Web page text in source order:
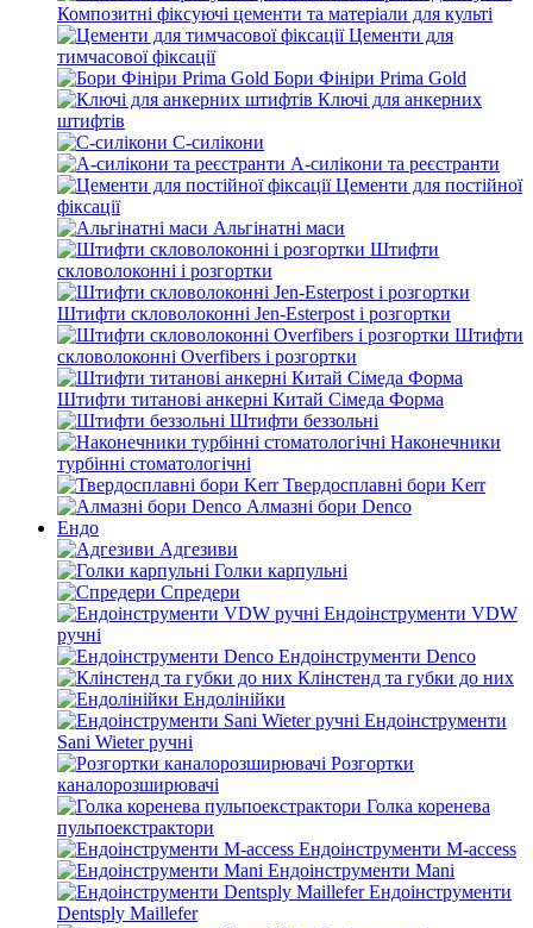
Композитні фіксуючі цементи та матеріали для культі
Цементи для
тимчасової фіксації
Бори Фініри Prima Gold
Ключі для анкерних
штифтів
С-силікони
А-силікони та реєстранти
Цементи для постійної
фіксації
Альгінатні маси
Штифти
скловолоконні і розгортки
Штифти скловолоконні Jen-Esterpost і розгортки
Штифти
скловолоконні Overfibers і розгортки
Штифти титанові анкерні Китай Сімеда Форма
Штифти беззольні
Наконечники
турбінні стоматологічні
Твердосплавні бори Kerr
Алмазні бори Denco
Ендо
Адгезиви
Голки карпульні
Спредери
Ендоінструменти VDW
ручні
Ендоінструменти Denco
Клінстенд та губки до них
Ендолінійки
Ендоінструменти
Sani Wieter ручні
Розгортки
каналорозширювачі
Голка коренева
пульпоекстрактори
Ендоінструменти M-access
Ендоінструменти Mani
Ендоінструменти
Dentsply Maillefer